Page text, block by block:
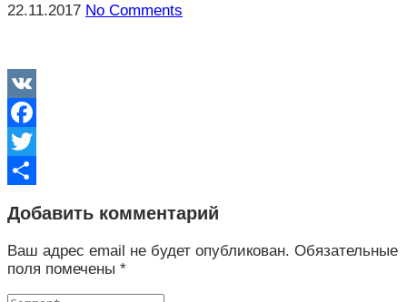
22.11.2017 No Comments
VK
Facebook
Twitter
Добавить комментарий
Ваш адрес email не будет опубликован. Обязательные
поля помечены *